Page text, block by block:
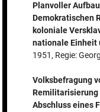
Planvoller
Demokratischen
koloniale
nationale Einheit
1951, Regie:
Volksbefragung
Remilitarisierung
Abschluss eines